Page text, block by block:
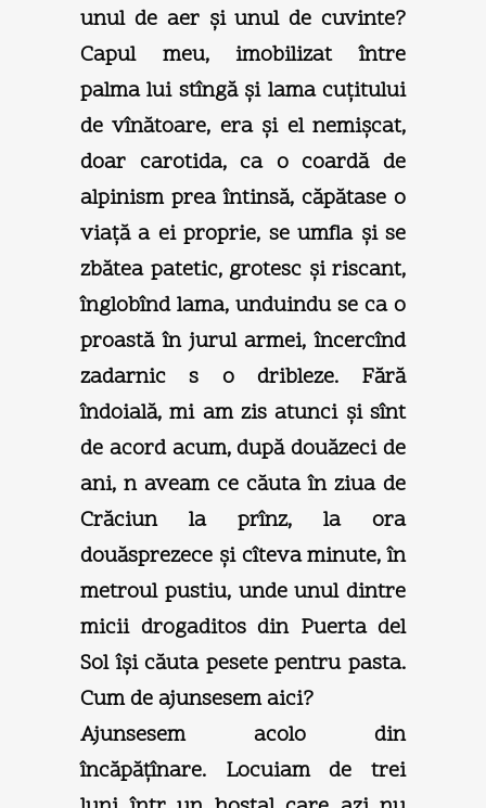
unul de aer şi unul de cuvinte?
Capul meu, imobilizat între
palma lui stîngă şi lama cuţitului
de vînătoare, era şi el nemişcat,
doar carotida, ca o coardă de
alpinism prea întinsă, căpătase o
viaţă a ei proprie, se umfla şi se
zbătea patetic, grotesc şi riscant,
înglobînd lama, unduindu se ca o
proastă în jurul armei, încercînd
zadarnic s o dribleze. Fără
îndoială, mi am zis atunci şi sînt
de acord acum, după douăzeci de
ani, n aveam ce căuta în ziua de
Crăciun la prînz, la ora
douăsprezece şi cîteva minute, în
metroul pustiu, unde unul dintre
micii drogaditos din Puerta del
Sol îşi căuta pesete pentru pasta.
Cum de ajunsesem aici?
Ajunsesem acolo din
încăpăţînare. Locuiam de trei